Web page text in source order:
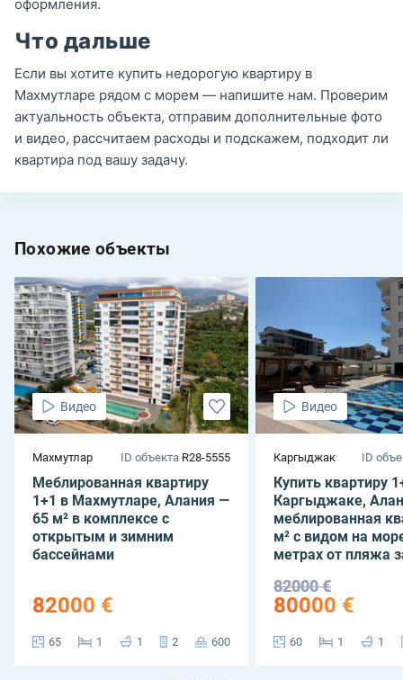
оформления.
Что дальше
Если вы хотите купить недорогую квартиру в
Махмутларе рядом с морем — напишите нам. Проверим
актуальность объекта, отправим дополнительные фото
и видео, рассчитаем расходы и подскажем, подходит ли
квартира под вашу задачу.
Похожие объекты
Видео
Махмутлар ID объекта R28-5555
Меблированная квартиру
1+1 в Махмутларе, Алания —
65 м² в комплексе с
открытым и зимним
бассейнами
82000 €
65 1 1 2 600
Видео
Каргыджак ID
Купить квартиру
Каргыджаке,
меблированная
м² с видом на
метрах от пляжа
82000 €
80000 €
60 1 1